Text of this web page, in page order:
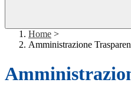
Home >
Amministrazione